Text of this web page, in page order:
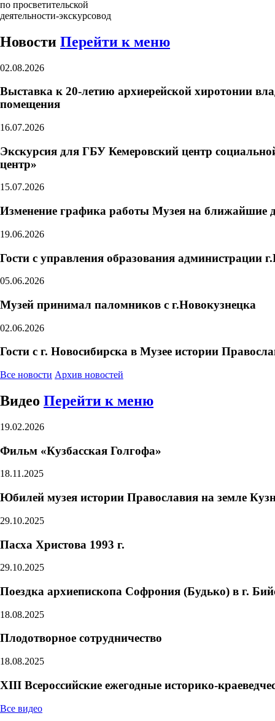
по просветительской
деятельности-экскурсовод
Новости Перейти к меню
02.08.2026
Выставка к 20-летию архиерейской хиротонии
помещения
16.07.2026
Экскурсия для ГБУ Кемеровский центр
центр»
15.07.2026
Изменение графика работы Музея на ближайшие
19.06.2026
Гости с управления образования администрации
05.06.2026
Музей принимал паломников с г.Новокузнецка
02.06.2026
Гости с г. Новосибирска в Музее истории
Все новости Архив новостей
Видео Перейти к меню
19.02.2026
Фильм «Кузбасская Голгофа»
18.11.2025
Юбилей музея истории Православия на земле
29.10.2025
Пасха Христова 1993 г.
29.10.2025
Поездка архиепископа Софрония (Будько) в г.
18.08.2025
Плодотворное сотрудничество
18.08.2025
XIII Всероссийские ежегодные историко-
Все видео